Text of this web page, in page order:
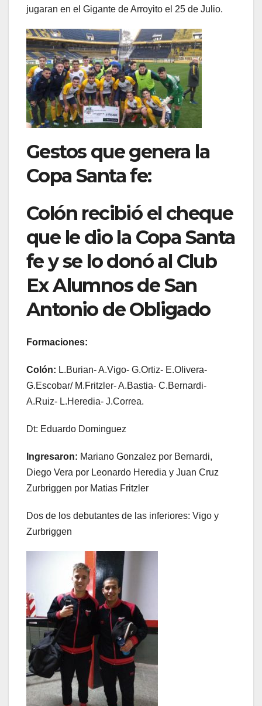
jugaran en el Gigante de Arroyito el 25 de Julio.
Gestos que genera la
Copa Santa fe:
Colón recibió el cheque
que le dio la Copa Santa
fe y se lo donó al Club
Ex Alumnos de San
Antonio de Obligado
Formaciones:
Colón: L.Burian- A.Vigo- G.Ortiz- E.Olivera-
G.Escobar/ M.Fritzler- A.Bastia- C.Bernardi-
A.Ruiz- L.Heredia- J.Correa.
Dt: Eduardo Dominguez
Ingresaron: Mariano Gonzalez por Bernardi,
Diego Vera por Leonardo Heredia y Juan Cruz
Zurbriggen por Matias Fritzler
Dos de los debutantes de las inferiores: Vigo y
Zurbriggen